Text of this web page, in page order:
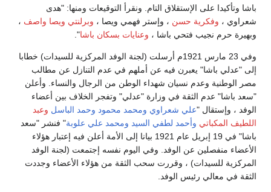
باشا وتأكيدا على الإستقلاق التام. ونقرأ التوقيعات ومنها: "هدى
شعراوي ، وفكرية حسن ، وإستر فهمي ويصا ، وبرلنتي ويصا واصف ،
وبهيرة حرم نجيب فتحي باشا ، وعنايات بسكان باشا".
وفي 23 مارس 1921م أرسلت (لجنة الوفد المركزية للسيدات) خطابا
إلى "عدلي باشا" يعبرن فيه عن أملهم في عدم التنازل عن مطالب
مصر الوطنية وعدم نسيان شهداء الوطن من الرجال والنساء. وأعلن
"سعد باشا" عدم الثقة في وزارة "عدلي" وتفجر الخلاف بين أعضاء
الوفد ، وإستقال "علي شعراوي ومحمد محمود وحمد الباسل وعبد
اللطيف المكباتي وأحمد لطفي السيد ومحمد علي علوبة" فنشر "سعد
باشا" في 19 إبريل عام 1921 بيانا إلى الأمة أعلن فيه إعتبار هؤلاء
الأعضاء منفصلين عن الوفد. وفي اليوم نفسه إجتمعت (لجنة الوفد
المركزية للسيدات) ، وقررت سحب الثقة من هؤلاء الأعضاء وجددت
الثقة في معالي رئيس الوفد.